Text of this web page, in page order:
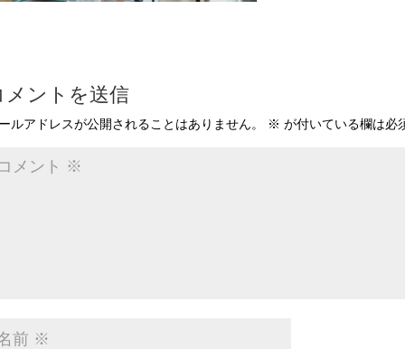
メントを送信
ルアドレスが公開されることはありません。 ※ が付いている欄は必